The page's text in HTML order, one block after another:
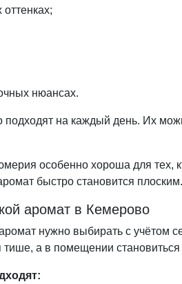
оттенках;
нюансах.
на каждый день. Их
особенно хороша для тех,
быстро становится
аромат в Кемерово
нужно выбирать с
тише, а в помещении становиться